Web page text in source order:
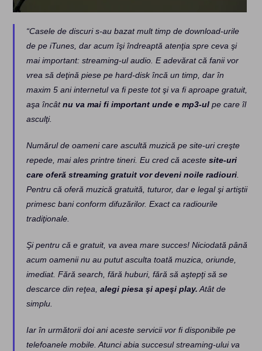
“Casele de discuri s-au bazat mult timp de download-urile
de pe iTunes, dar acum îşi îndreaptă atenţia spre ceva şi
mai important: streaming-ul audio. E adevărat că fanii vor
vrea să deţină piese pe hard-disk încă un timp, dar în
maxim 5 ani internetul va fi peste tot şi va fi aproape gratuit,
aşa încâtnu va mai fi important unde e mp3-ul pe care îl
asculţi.
Numărul de oameni care ascultă muzică pe site-uri creşte
repede, mai ales printre tineri. Eu cred că acestesite-uri
care oferă streaming gratuit vor deveni noile radiouri
Pentru că oferă muzică gratuită, tuturor, dar e legal şi artiştii
primesc bani conform difuzărilor. Exact ca radiourile
tradiţionale.
Şi pentru că e gratuit, va avea mare succes! Niciodată până
acum oamenii nu au putut asculta toată muzica, oriunde,
imediat. Fără search, fără huburi, fără să aştepţi să se
descarce din reţea,alegi piesa şi apeşi play. Atât de
simplu.
Iar în următorii doi ani aceste servicii vor fi disponibile pe
telefoanele mobile. Atunci abia succesul streaming-ului va